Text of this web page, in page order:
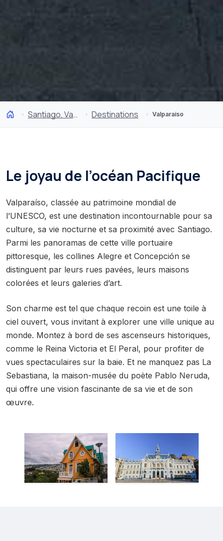
Santiago, Valparaíso et Vallées Viticoles Destinations Valparaíso
Le joyau de l’océan Pacifique
Valparaíso, classée au patrimoine mondial de
l’UNESCO, est une destination incontournable pour sa
culture, sa vie nocturne et sa proximité avec Santiago.
Parmi les panoramas de cette ville portuaire
pittoresque, les collines Alegre et Concepción se
distinguent par leurs rues pavées, leurs maisons
colorées et leurs galeries d’art.
Son charme est tel que chaque recoin est une toile à
ciel ouvert, vous invitant à explorer une ville unique au
monde. Montez à bord de ses ascenseurs historiques,
comme le Reina Victoria et El Peral, pour profiter de
vues spectaculaires sur la baie. Et ne manquez pas La
Sebastiana, la maison-musée du poète Pablo Neruda,
qui offre une vision fascinante de sa vie et de son
œuvre.